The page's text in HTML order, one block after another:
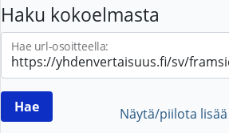
Haku kokoelmasta
Hae url-osoitteella:
Näytä/piilota